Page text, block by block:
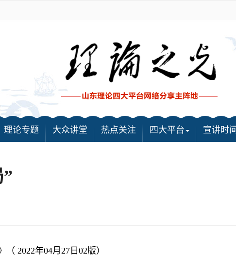
理论专题 大众讲堂 热点关注 四大平台 宣讲时间
2022年04月27日02版）